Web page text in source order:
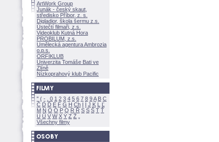
ArtWork Group
Junák - český skaut,
středisko Příbor, z. s.
Digladior, škola šermu z.s.
Ústečtí filmaři, z.s.
Videoklub Kutná Hora
PROBILUM, z.s.
Umělecká agentura Ambrozia
o.p.s.
ORFIKLUB
Univerzita Tomáše Bati ve
Zlíně
Nízkoprahový klub Pacific
" ( - 0 1 2 3 4 5 6 7 8 9A B C
Č D Ď E F G H Ch I Í J K L
Ľ
M N O Ó P Q R Ř S Ś T Ť
U Ú V W X Y Z
Všechny filmy